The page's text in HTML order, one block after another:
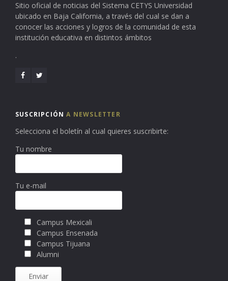
Sitio oficial de noticias del Sistema CETYS Universidad
ubicado en Baja California, a través del cual se dan a
conocer las acciones y logros de la comunidad de esta
institución educativa en distintos ámbitos
.
SUSCRIPCIÓNA NEWSLETTER
Selecciona el boletín al cual quieres suscribirte:
Tu nombre
Tu e-mail
Campus Mexicali
Campus Ensenada
Campus Tijuana
Alumni